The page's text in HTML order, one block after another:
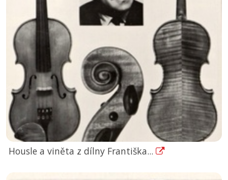
Housle a viněta z dílny Františka...